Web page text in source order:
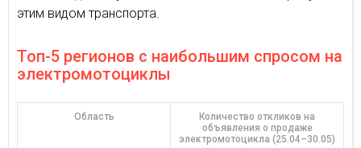
этим видом транспорта.
Топ-5 регионов с наибольшим спросом на
электромотоциклы
Область
Количество откликов на
объявления о продаже
электромотоцикла (25.04–30.05)